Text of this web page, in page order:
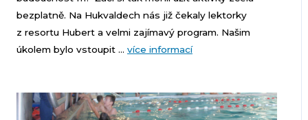
bezplatně. Na Hukvaldech nás již čekaly lektorky
z resortu Hubert a velmi zajímavý program. Našim
úkolem bylo vstoupit ... více informací